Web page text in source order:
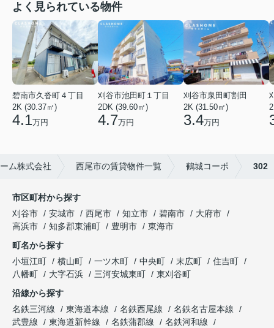
よく見られている物件
碧南市久沓町４丁目
2K (30.37㎡)
4.1万円
刈谷市池田町１丁目
2DK (39.60㎡)
4.7万円
刈谷市泉田町割田
2K (31.50㎡)
3.4万円
ム株式会社 西尾市の賃貸物件一覧 鶴城コーポ 302
市区町村から探す
刈谷市
安城市 西尾市 知立市 碧南市
大府市
高浜市
知多郡東浦町 豊明市
東海市
町名から探す
小垣江町
横山町 一ツ木町 中央町 末広町
住吉町
八幡町
大字石浜 三河安城東町
東刈谷町
沿線から探す
名鉄三河線
東海道本線 名鉄西尾線
名鉄名古屋本線
武豊線
東海道新幹線 名鉄蒲郡線
名鉄河和線